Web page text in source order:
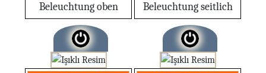
Beleuchtung oben Beleuchtung seitlich